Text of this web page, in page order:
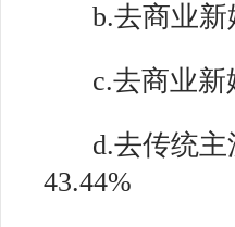
b.去商业新
c.去商业新
d.去传统主
43.44%